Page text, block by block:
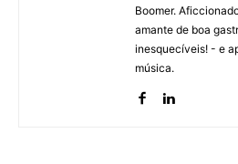
Boomer.
amante de boa
inesquecíveis! - e
música.